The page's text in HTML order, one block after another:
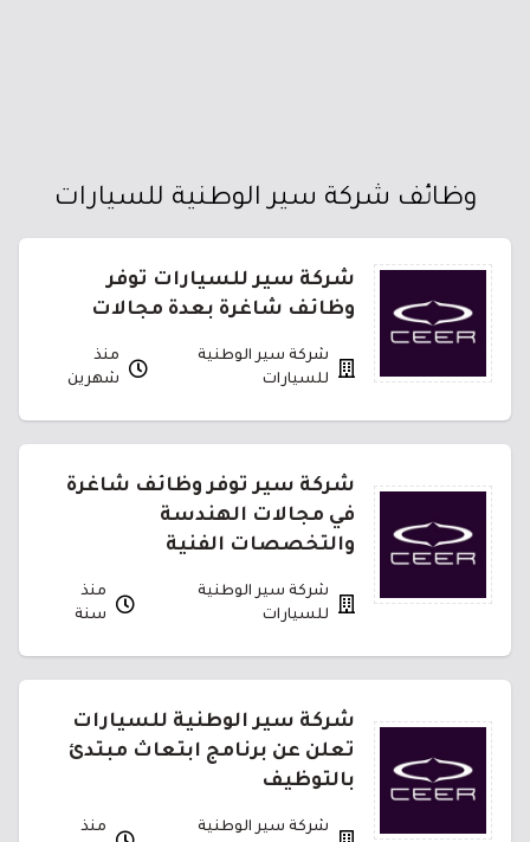
وظائف شركة سير الوطنية للسيارات
شركة سير للسيارات توفر
وظائف شاغرة بعدة مجالات
شركة سير الوطنية
للسيارات
منذ
شهرين
شركة سير توفر وظائف شاغرة
في مجالات الهندسة
والتخصصات الفنية
شركة سير الوطنية
للسيارات
منذ
سنة
شركة سير الوطنية للسيارات
تعلن عن برنامج ابتعاث مبتدئ
بالتوظيف
شركة سير الوطنية
منذ